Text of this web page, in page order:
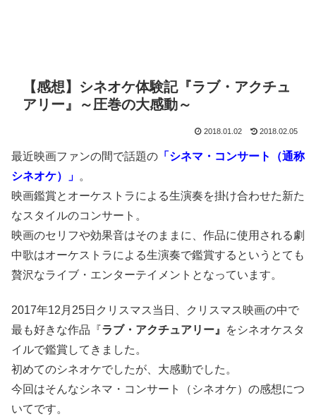
【感想】シネオケ体験記『ラブ・アクチュ
アリー』～圧巻の大感動～
2018.01.02 2018.02.05
最近映画ファンの間で話題の 「シネマ・コンサート（通称
シネオケ）」 。
映画鑑賞とオーケストラによる生演奏を掛け合わせた新た
なスタイルのコンサート。
映画のセリフや効果音はそのままに、作品に使用される劇
中歌はオーケストラによる生演奏で鑑賞するというとても
贅沢なライブ・エンターテイメントとなっています。
2017年12月25日クリスマス当日、クリスマス映画の中で
最も好きな作品『ラブ・アクチュアリー』
をシネオケスタ
イルで鑑賞してきました。
初めてのシネオケでしたが、大感動でした。
今回はそんなシネマ・コンサート（シネオケ）の感想につ
いてです。